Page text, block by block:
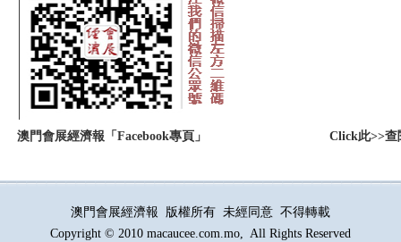
澳門會展經濟報「Facebook專頁」 Click此>>查
澳門會展經濟報 版權所有 未經同意 不得轉載
Copyright © 2010 macaucee.com.mo, All Rights Reserved